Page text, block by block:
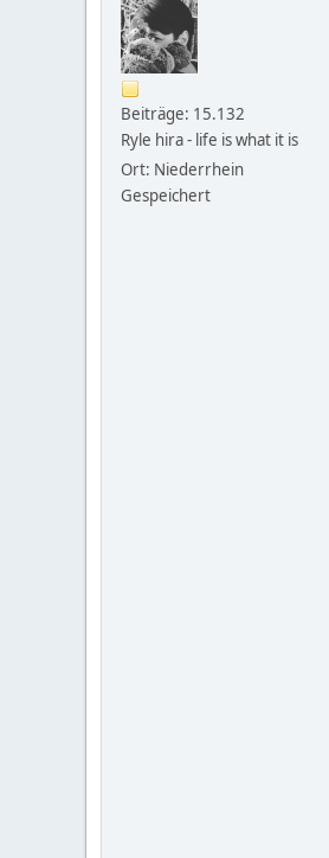
Beiträge: 15.132
Ryle hira - life is what it is
Ort: Niederrhein
Gespeichert